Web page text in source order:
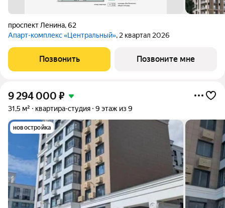
проспект Ленина,62
Апарт-комплекс «Центральный», 2 квартал 2026
Позвонить Позвоните мне
9 294 000 ₽
31,5 м² квартира-студия 9 этаж из 9
новостройка